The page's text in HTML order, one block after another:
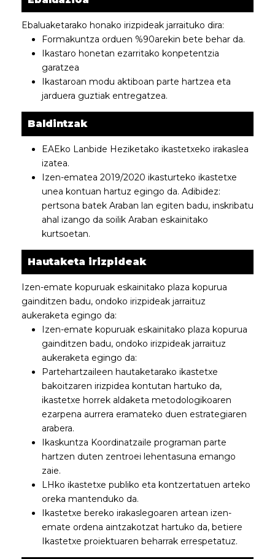
Ebaluaketarako honako irizpideak jarraituko dira:
Formakuntza orduen %90arekin bete behar da.
Ikastaro honetan ezarritako konpetentzia
garatzea
Ikastaroan modu aktiboan parte hartzea eta
jarduera guztiak entregatzea.
Baldintzak
EAEko Lanbide Heziketako ikastetxeko irakaslea
izatea.
Izen-ematea 2019/2020 ikasturteko ikastetxe
unea kontuan hartuz egingo da. Adibidez:
pertsona batek Araban lan egiten badu, inskribatu
ahal izango da soilik Araban eskainitako
kurtsoetan.
Hautaketa irizpideak
Izen-emate kopuruak eskainitako plaza kopurua
gainditzen badu, ondoko irizpideak jarraituz
aukeraketa egingo da:
Izen-emate kopuruak eskainitako plaza kopurua
gainditzen badu, ondoko irizpideak jarraituz
aukeraketa egingo da:
Partehartzaileen hautaketarako ikastetxe
bakoitzaren irizpidea kontutan hartuko da,
ikastetxe horrek aldaketa metodologikoaren
ezarpena aurrera eramateko duen estrategiaren
arabera.
Ikaskuntza Koordinatzaile programan parte
hartzen duten zentroei lehentasuna emango
zaie.
LHko ikastetxe publiko eta kontzertatuen arteko
oreka mantenduko da.
Ikastetxe bereko irakaslegoaren artean izen-
emate ordena aintzakotzat hartuko da, betiere
Ikastetxe proiektuaren beharrak errespetatuz.